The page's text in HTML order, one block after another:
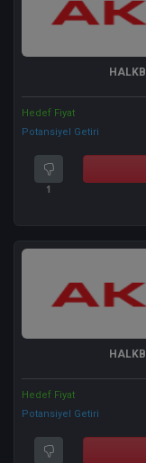
HALKB
Hedef Fiyat
Potansiyel Getiri
1
HALKB
Hedef Fiyat
Potansiyel Getiri